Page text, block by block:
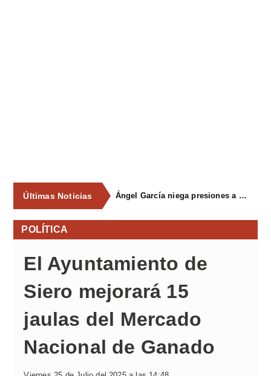
Últimas Noticias Ángel García niega presiones a comercios y asegura que el Ayuntamiento cumple "de manera muy rigurosa" la Ley de Contratos
POLÍTICA
El Ayuntamiento de
Siero mejorará 15
jaulas del Mercado
Nacional de Ganado